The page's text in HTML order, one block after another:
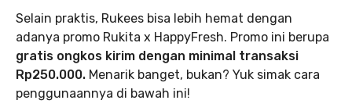
Selain praktis, Rukees bisa lebih hemat dengan
adanya promo Rukita x HappyFresh. Promo ini berupa
gratis ongkos kirim dengan minimal transaksi
Rp250.000. Menarik banget, bukan? Yuk simak cara
penggunaannya di bawah ini!